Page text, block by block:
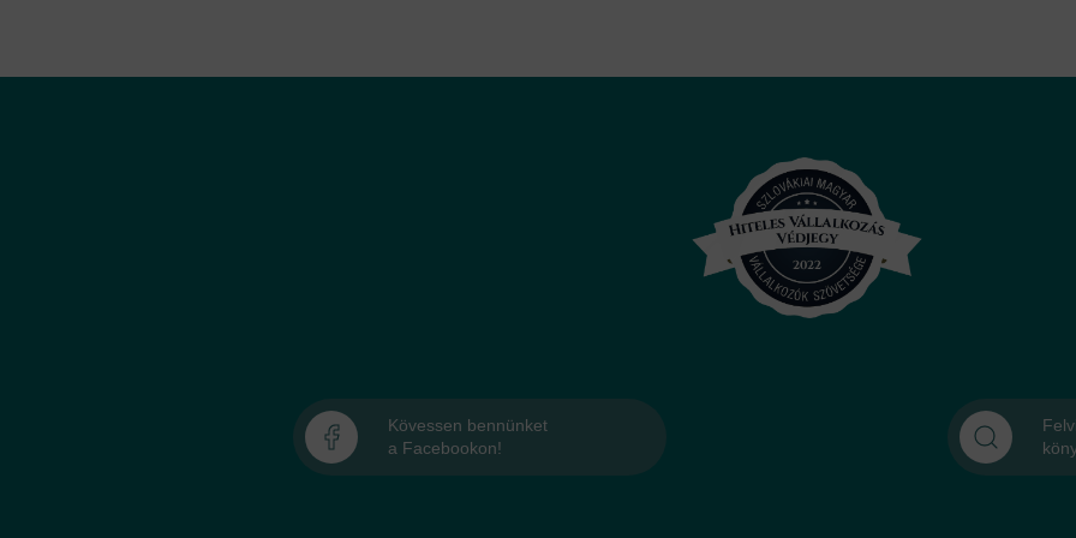
Kövessen bennünket
a Facebookon!